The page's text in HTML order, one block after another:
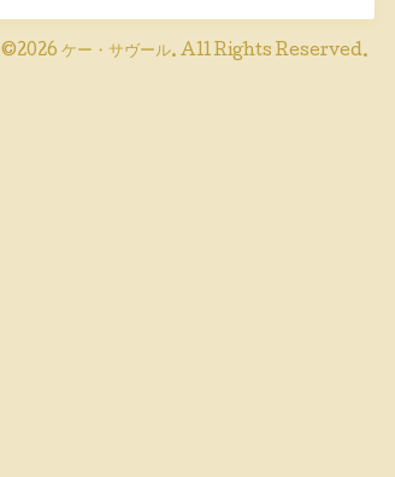
©2026 ケー・サヴール. All Rights Reserved.